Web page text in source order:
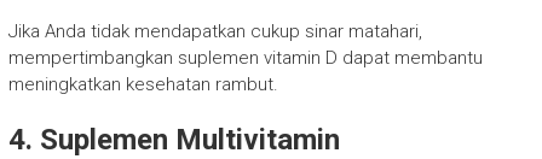
Jika Anda tidak mendapatkan cukup sinar matahari,
mempertimbangkan suplemen vitamin D dapat membantu
meningkatkan kesehatan rambut.
4. Suplemen Multivitamin